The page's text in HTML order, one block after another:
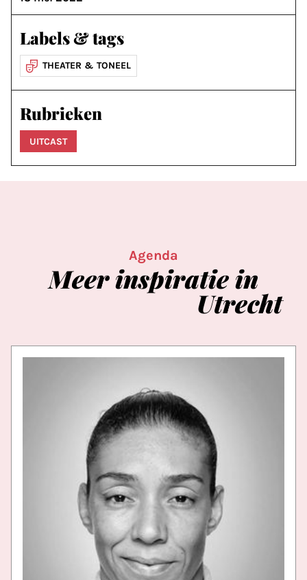
Labels & tags
THEATER & TONEEL
Rubrieken
UITCAST
Agenda
Meerinspiratiein
Utrecht